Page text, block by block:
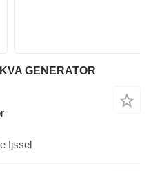
GENERATOR
Ijssel